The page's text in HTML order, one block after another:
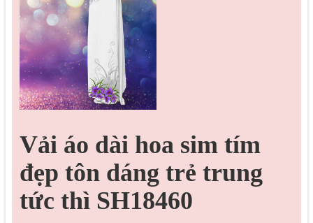
Vải áo dài hoa sim tím
đẹp tôn dáng trẻ trung
tức thì SH18460